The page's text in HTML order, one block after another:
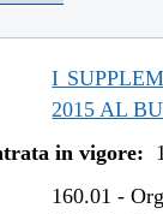
al 31/12/
al 07/11/
2017 al 28/03/
al 31/05/
al 08/01/
I
2015 AL
in vigore:
160.01 -